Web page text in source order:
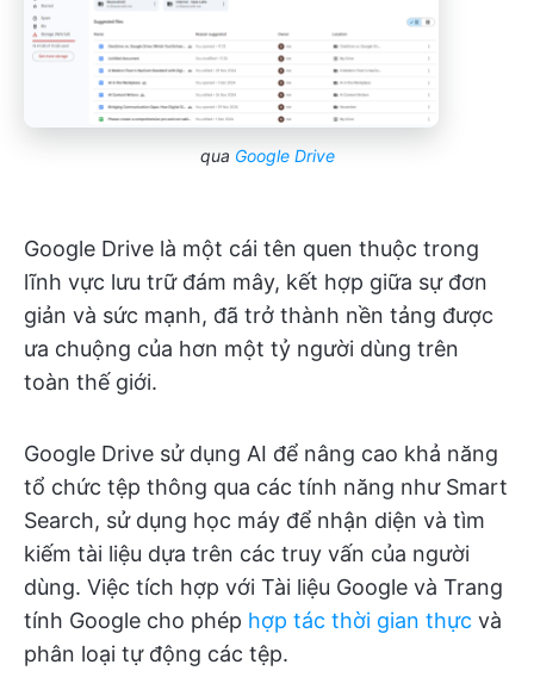
qua Google Drive
Google Drive là một cái tên quen thuộc trong
lĩnh vực lưu trữ đám mây, kết hợp giữa sự đơn
giản và sức mạnh, đã trở thành nền tảng được
ưa chuộng của hơn một tỷ người dùng trên
toàn thế giới.
Google Drive sử dụng AI để nâng cao khả năng
tổ chức tệp thông qua các tính năng như Smart
Search, sử dụng học máy để nhận diện và tìm
kiếm tài liệu dựa trên các truy vấn của người
dùng. Việc tích hợp với Tài liệu Google và Trang
tính Google cho phép hợp tác thời gian thực và
phân loại tự động các tệp.